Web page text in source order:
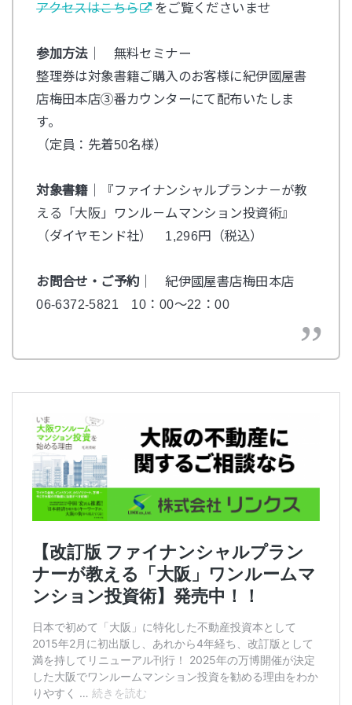
アクセスはこちら
をご覧くださいませ
参加方法｜ 無料セミナー
整理券は対象書籍ご購入のお客様に紀伊國屋書
店梅田本店③番カウンターにて配布いたしま
す。
（定員：先着50名様）
対象書籍｜『ファイナンシャルプランナ－が教
える「大阪」ワンル－ムマンション投資術』
（ダイヤモンド社） 1,296円（税込）
お問合せ・ご予約 ｜ 紀伊國屋書店梅田本店
06-6372-5821 10：00～22：00